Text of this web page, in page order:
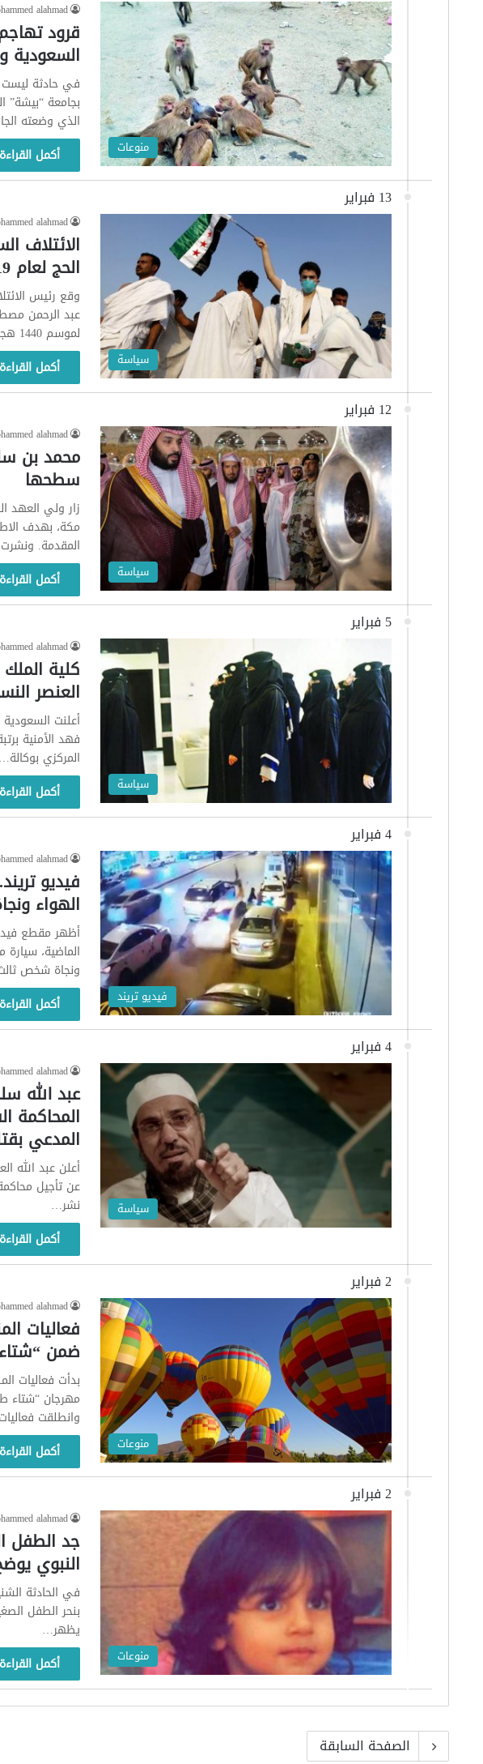
منوعات
alahmad
قرود
السعودية
في حادثة ليست
بجامعة
الذي وضعته
أكمل
13 فبراير
سياسة
alahmad
الائتلاف
الحج لعام 2019
وقع رئيس
عبد الرحمن
لموسم 1440 هجريا/ 2019…
أكمل
12 فبراير
سياسة
alahmad
محمد بن
سطحها
زار ولي العهد
مكة، بهدف
المقدمة.
أكمل
5 فبراير
سياسة
alahmad
كلية
العنصر
أعلنت
فهد الأمنية
المركزي بوكالة…
أكمل
4 فبراير
فيديو تريند
alahmad
فيديو
الهواء
أظهر مقطع
الماضية،
ونجاة شخص
أكمل
4 فبراير
سياسة
alahmad
عبد الله
المحاكمة
المدعي
أعلن عبد الله
عن تأجيل
نشر…
أكمل
2 فبراير
منوعات
alahmad
فعاليات
ضمن
بدأت فعاليات
مهرجان “شتاء
وانطلقت فعاليات
أكمل
2 فبراير
منوعات
alahmad
جد الطفل
النبوي
في الحادثة
يظهر…
أكمل
الصفحة السابقة